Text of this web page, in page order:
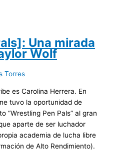
Una mirada
Wolf
Torres
es Carolina Herrera. En
tuvo la oportunidad de
“Wrestling Pen Pals” al gran
aparte de ser luchador
academia de lucha libre
de Alto Rendimiento).